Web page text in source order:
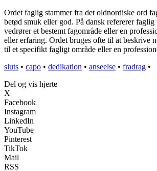
Ordet faglig stammer fra det oldnordiske ord
betød smuk eller god. På dansk refererer
vedrører et bestemt fagområde eller en
eller erfaring. Ordet bruges ofte til at beskrive
til et specifikt fagligt område eller en
sluts • capo • dedikation • anseelse • fradrag •
Del og vis hjerte
X
Facebook
Instagram
LinkedIn
YouTube
Pinterest
TikTok
Mail
RSS